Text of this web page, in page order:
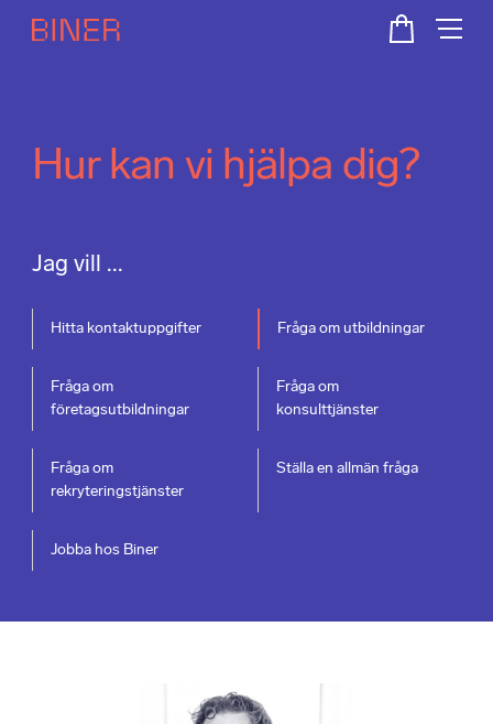
Hur kan vi hjälpa dig?
Jag vill ...
Hitta kontaktuppgifter Fråga om utbildningar
Fråga om
företagsutbildningar
Fråga om
konsulttjänster
Fråga om
rekryteringstjänster
Ställa en allmän fråga
Jobba hos Biner